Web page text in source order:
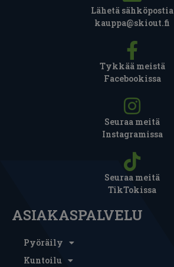
Lähetä sähköpostia
kauppa@skiout.fi
Tykkää meistä
Facebookissa
Seuraa meitä
Instagramissa
Seuraa meitä
TikTokissa
ASIAKASPALVELU
Pyöräily
Kuntoilu